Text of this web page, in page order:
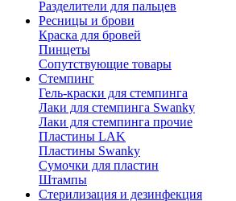
Разделители для пальцев
Ресницы и брови
Краска для бровей
Пинцеты
Сопутствующие товары
Стемпинг
Гель-краски для стемпинга
Лаки для стемпинга Swanky
Лаки для стемпинга прочие
Пластины LAK
Пластины Swanky
Сумочки для пластин
Штампы
Стерилизация и дезинфекция